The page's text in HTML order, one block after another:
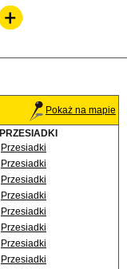
Pokaż na mapie
PRZESIADKI
Przesiadki
Przesiadki
Przesiadki
Przesiadki
Przesiadki
Przesiadki
Przesiadki
Przesiadki